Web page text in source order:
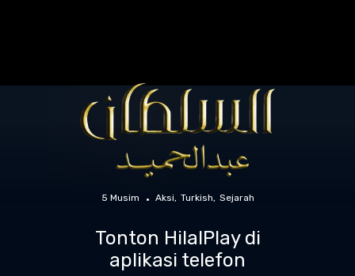
5 Musim Aksi Turkish Sejarah
Tonton HilalPlay di
aplikasi telefon